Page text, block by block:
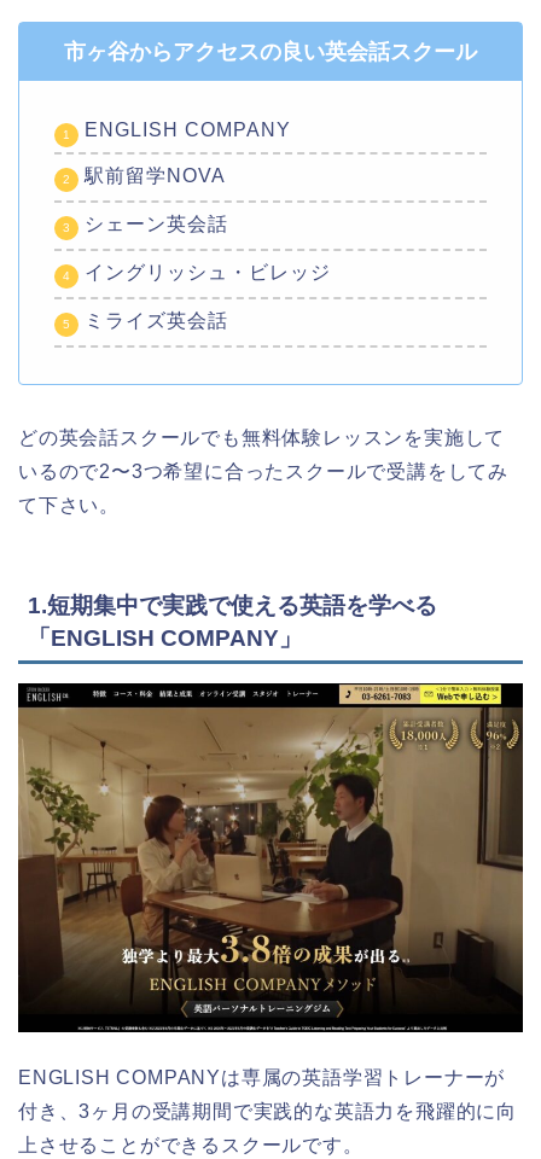
市ヶ谷からアクセスの良い英会話スクール
ENGLISH COMPANY
駅前留学NOVA
シェーン英会話
イングリッシュ・ビレッジ
ミライズ英会話
どの英会話スクールでも無料体験レッスンを実施して
いるので2〜3つ希望に合ったスクールで受講をしてみ
て下さい。
1.短期集中で実践で使える英語を学べる
「ENGLISH COMPANY」
ENGLISH COMPANYは専属の英語学習トレーナーが
付き、3ヶ月の受講期間で実践的な英語力を飛躍的に向
上させることができるスクールです。